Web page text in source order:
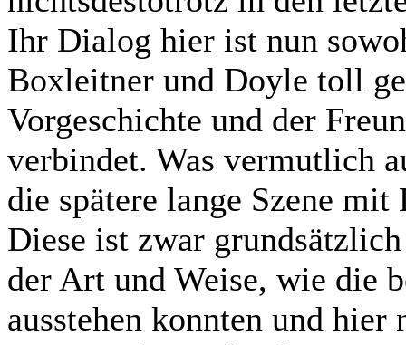
Ihr Dialog hier ist nun
Boxleitner und Doyle toll
Vorgeschichte und der
verbindet. Was vermutlich
die spätere lange Szene
Diese ist zwar
der Art und Weise, wie die
ausstehen konnten und hier